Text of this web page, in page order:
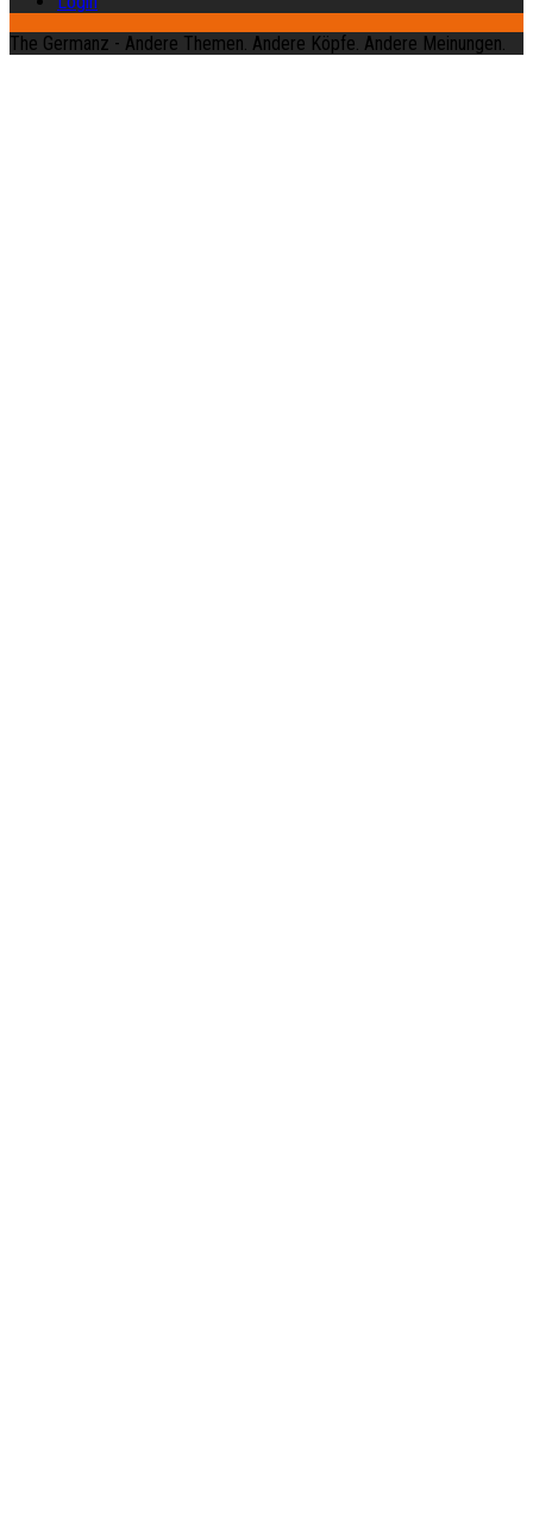
The Germanz - Andere Themen. Andere Köpfe. Andere Meinungen.